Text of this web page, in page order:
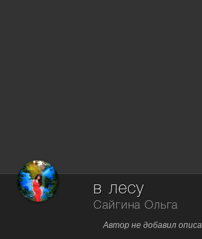
в лесу
Сайгина Ольга
Автор не добавил